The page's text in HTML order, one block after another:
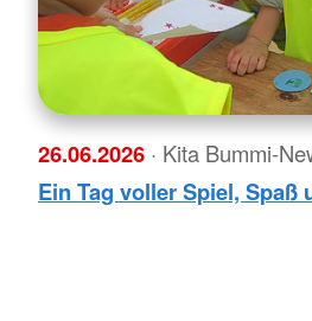
26.06.2026 · Kita Bummi-
Ein Tag voller Spiel, Spaß